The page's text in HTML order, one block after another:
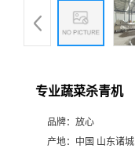
专业蔬菜杀青机
品牌： 放心
产地： 中国 山东诸城